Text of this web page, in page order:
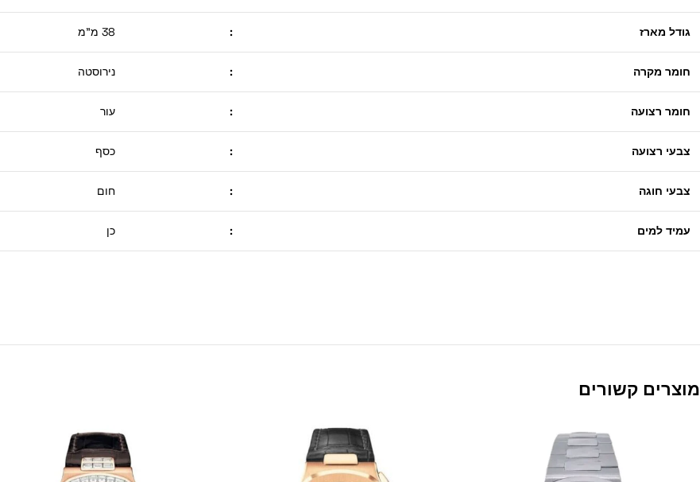
גודל מארז : 38 מ"מ
חומר מקרה : נירוסטה
חומר רצועה : עור
צבעי רצועה : כסף
צבעי חוגה : חום
עמיד למים : כן
מוצרים קשורים